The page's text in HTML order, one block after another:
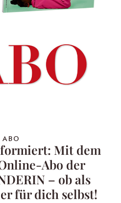
ABO
Mit dem
Abo der
– ob als
für dich selbst!